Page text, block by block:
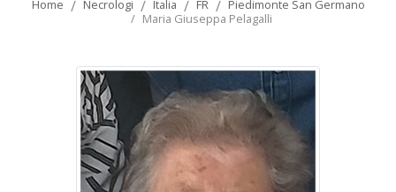
Home Necrologi Italia FR
Piedimonte San Germano
Maria Giuseppa Pelagalli